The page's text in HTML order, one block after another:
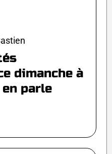
dimanche à
parle